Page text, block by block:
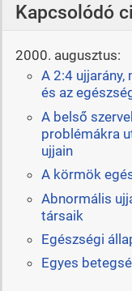
Kapcsolódó
2000. augusztus:
A 2:4 ujjarány,
és az
A belső
problémákra
ujjain
A körmök
Abnormális
társaik
Egészségi
Egyes